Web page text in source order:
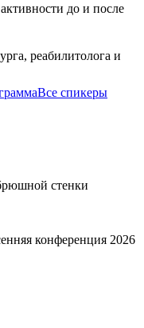
до и после
реабилитолога и
Все спикеры
стенки
конференция 2026